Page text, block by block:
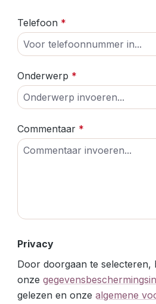
Telefoon *
Onderwerp *
Commentaar *
Privacy
Door doorgaan te selecteren,
onze
gelezen en onze algemene